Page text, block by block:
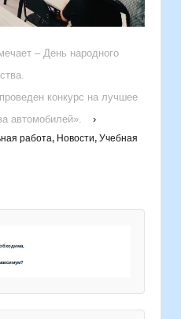
– День народного
конкурс на лучшее
автомобилей».
›
работа, Новости, Учебная